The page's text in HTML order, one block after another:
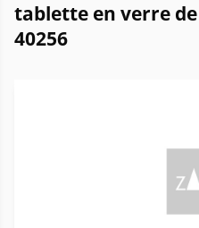
tablette en verre
40256